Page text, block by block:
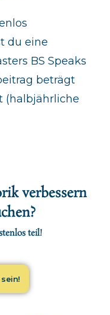
du eine
BS Speaks
beträgt
(halbjährliche
verbessern
teil!